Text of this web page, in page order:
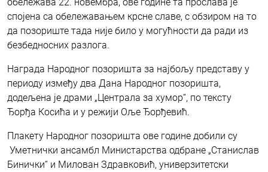
спојена са обележавањем крсне славе, с обзиром на то
да позориште тада није било у могућности да ради из
безбедносних разлога.
Награда Народног позоришта за најбољу представу у
периоду између два Дана Народног позоришта,
додељена је драми „Централа за хумор“, по тексту
Ђорђа Косића и у режији Оље Ђорђевић.
Плакету Народног позоришта ове године добили су
Уметнички ансамбл Министарства одбране „Станислав
Бинички“ и Милован Здравковић, универзитетски